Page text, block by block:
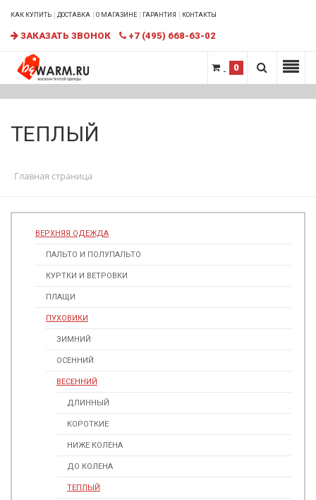
КАК КУПИТЬ ДОСТАВКА О МАГАЗИНЕ ГАРАНТИЯ КОНТАКТЫ
ЗАКАЗАТЬ ЗВОНОК +7 (495) 668-63-02
0
ТЕПЛЫЙ
Главная страница
ВЕРХНЯЯ ОДЕЖДА
ПАЛЬТО И ПОЛУПАЛЬТО
КУРТКИ И ВЕТРОВКИ
ПЛАЩИ
ПУХОВИКИ
ЗИМНИЙ
ОСЕННИЙ
ВЕСЕННИЙ
ДЛИННЫЙ
КОРОТКИЕ
НИЖЕ КОЛЕНА
ДО КОЛЕНА
ТЕПЛЫЙ